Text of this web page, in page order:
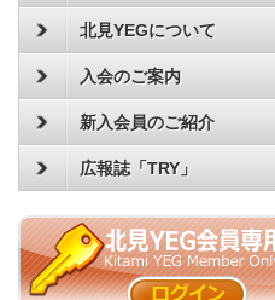
北見YEGについて
入会のご案内
新入会員のご紹介
広報誌「TRY」